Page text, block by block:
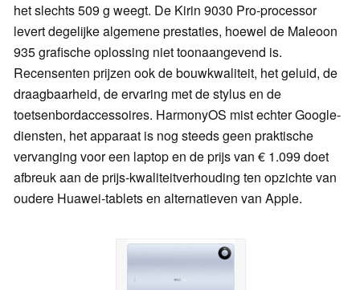
het slechts 509 g weegt. De Kirin 9030 Pro-processor
levert degelijke algemene prestaties, hoewel de Maleoon
935 grafische oplossing niet toonaangevend is.
Recensenten prijzen ook de bouwkwaliteit, het geluid, de
draagbaarheid, de ervaring met de stylus en de
toetsenbordaccessoires. HarmonyOS mist echter Google-
diensten, het apparaat is nog steeds geen praktische
vervanging voor een laptop en de prijs van € 1.099 doet
afbreuk aan de prijs-kwaliteitverhouding ten opzichte van
oudere Huawei-tablets en alternatieven van Apple.